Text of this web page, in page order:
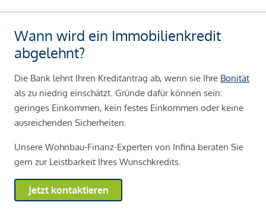
Wann wird ein Immobilienkredit
abgelehnt?
Die Bank lehnt Ihren Kreditantrag ab, wenn sie Ihre Bonität
als zu niedrig einschätzt. Gründe dafür können sein:
geringes Einkommen, kein festes Einkommen oder keine
ausreichenden Sicherheiten.
Unsere Wohnbau-Finanz-Experten von Infina beraten Sie
gern zur Leistbarkeit Ihres Wunschkredits.
Jetzt kontaktieren